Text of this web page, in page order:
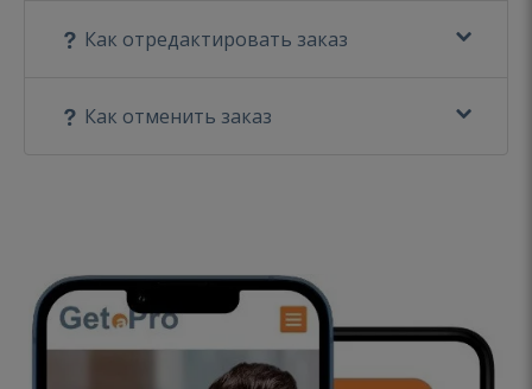
Как отредактировать заказ
Как отменить заказ